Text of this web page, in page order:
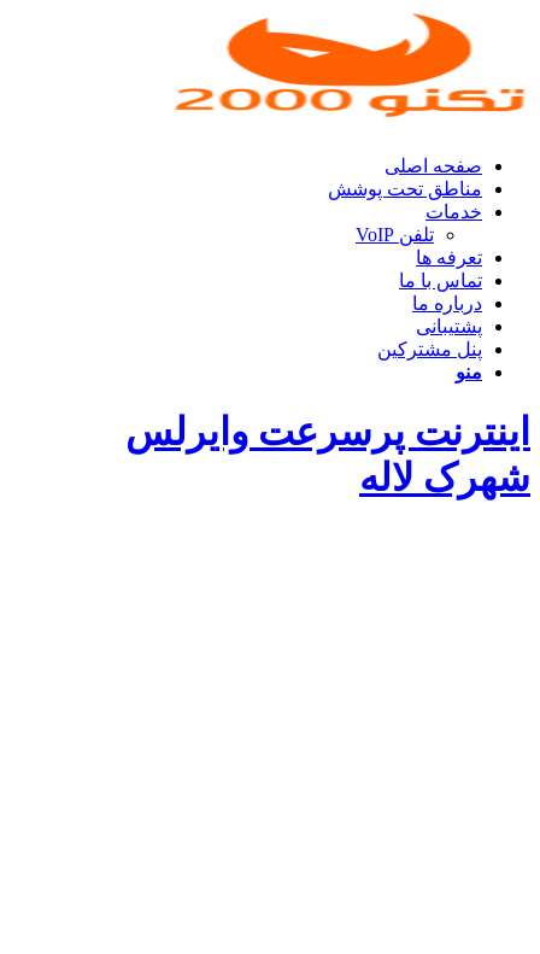
صفحه اصلی
مناطق تحت پوشش
خدمات
تلفن VoIP
تعرفه ها
تماس با ما
درباره ما
پشتیبانی
پنل مشترکین
منو
اینترنت پرسرعت وایرلس
شهرک لاله